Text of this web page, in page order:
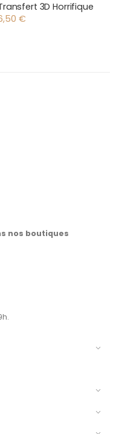
3D Horrifique
€
nos boutiques